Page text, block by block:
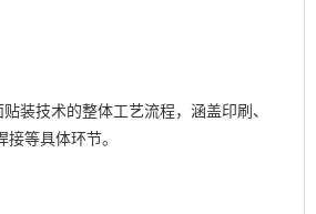
装技术的整体工艺流程，涵盖印刷、
等具体环节。